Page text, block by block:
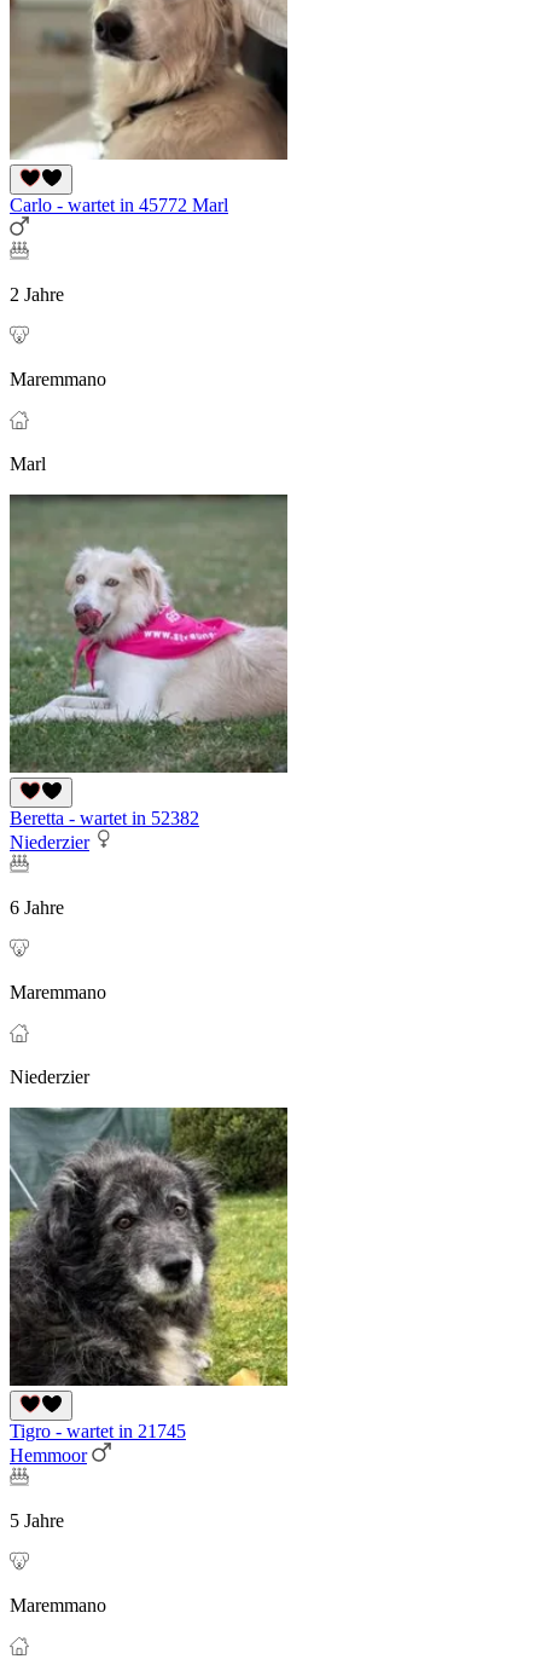
Carlo - wartet in 45772 Marl
2 Jahre
Maremmano
Marl
Beretta - wartet in 52382
Niederzier
6 Jahre
Maremmano
Niederzier
Tigro - wartet in 21745
Hemmoor
5 Jahre
Maremmano